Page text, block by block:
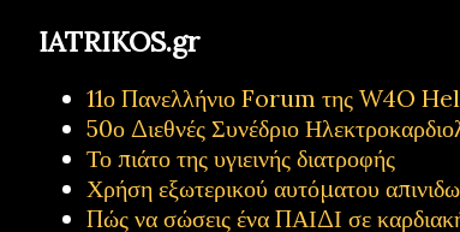
IATRIKOS.gr
11ο Πανελλήνιο Forum της W4O
50ο Διεθνές Συνέδριο
Το πιάτο της υγιεινής διατροφής
Χρήση εξωτερικού αυτόματου
Πώς να σώσεις ένα ΠΑΙΔΙ σε